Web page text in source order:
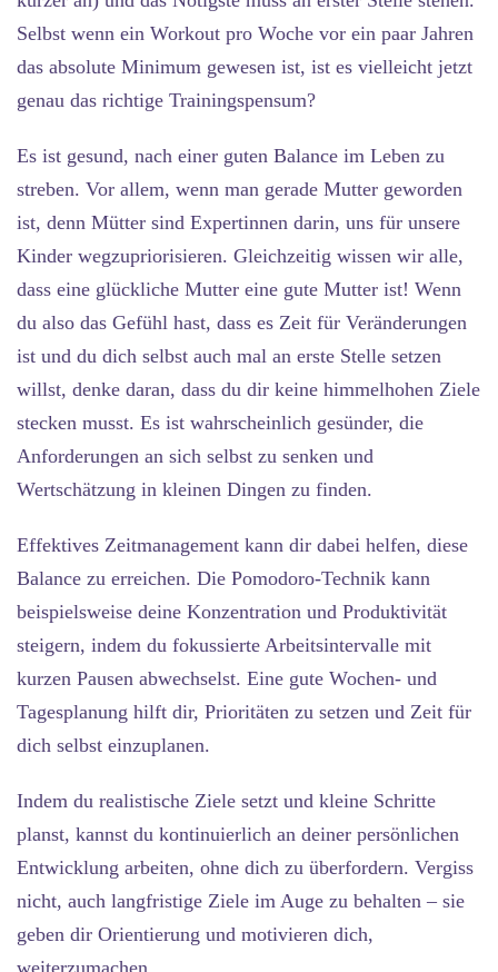
Selbst wenn ein Workout pro Woche vor ein paar Jahren
das absolute Minimum gewesen ist, ist es vielleicht jetzt
genau das richtige Trainingspensum?
Es ist gesund, nach einer guten Balance im Leben zu
streben. Vor allem, wenn man gerade Mutter geworden
ist, denn Mütter sind Expertinnen darin, uns für unsere
Kinder wegzupriorisieren. Gleichzeitig wissen wir alle,
dass eine glückliche Mutter eine gute Mutter ist! Wenn
du also das Gefühl hast, dass es Zeit für Veränderungen
ist und du dich selbst auch mal an erste Stelle setzen
willst, denke daran, dass du dir keine himmelhohen Ziele
stecken musst. Es ist wahrscheinlich gesünder, die
Anforderungen an sich selbst zu senken und
Wertschätzung in kleinen Dingen zu finden.
Effektives Zeitmanagement kann dir dabei helfen, diese
Balance zu erreichen. Die Pomodoro-Technik kann
beispielsweise deine Konzentration und Produktivität
steigern, indem du fokussierte Arbeitsintervalle mit
kurzen Pausen abwechselst. Eine gute Wochen- und
Tagesplanung hilft dir, Prioritäten zu setzen und Zeit für
dich selbst einzuplanen.
Indem du realistische Ziele setzt und kleine Schritte
planst, kannst du kontinuierlich an deiner persönlichen
Entwicklung arbeiten, ohne dich zu überfordern. Vergiss
nicht, auch langfristige Ziele im Auge zu behalten – sie
geben dir Orientierung und motivieren dich,
weiterzumachen.